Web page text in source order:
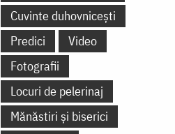
Cuvinte duhovnicești
Predici
Video
Fotografii
Locuri de pelerinaj
Mănăstiri și biserici